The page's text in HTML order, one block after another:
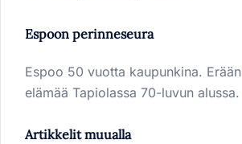
Espoon perinneseura
Espoo 50 vuotta kaupunkina.
elämää Tapiolassa 70-luvun alussa.
Artikkelit muualla